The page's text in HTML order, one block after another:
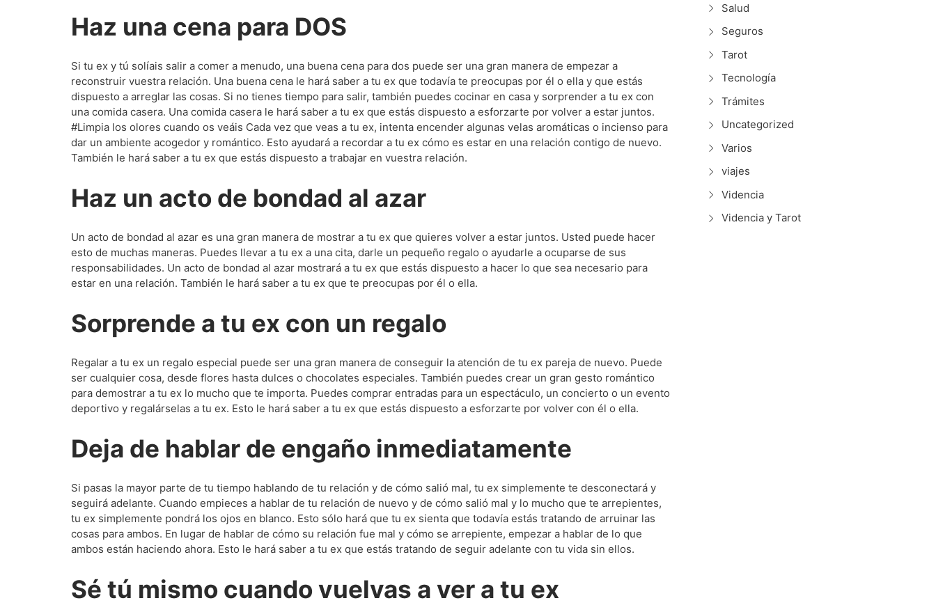
Haz una cena para DOS
Si tu ex y tú solíais salir a comer a menudo, una buena cena para dos puede ser una gran manera de empezar a
reconstruir vuestra relación. Una buena cena le hará saber a tu ex que todavía te preocupas por él o ella y que estás
dispuesto a arreglar las cosas. Si no tienes tiempo para salir, también puedes cocinar en casa y sorprender a tu ex con
una comida casera. Una comida casera le hará saber a tu ex que estás dispuesto a esforzarte por volver a estar juntos.
#Limpia los olores cuando os veáis Cada vez que veas a tu ex, intenta encender algunas velas aromáticas o incienso para
dar un ambiente acogedor y romántico. Esto ayudará a recordar a tu ex cómo es estar en una relación contigo de nuevo.
También le hará saber a tu ex que estás dispuesto a trabajar en vuestra relación.
Haz un acto de bondad al azar
Un acto de bondad al azar es una gran manera de mostrar a tu ex que quieres volver a estar juntos. Usted puede hacer
esto de muchas maneras. Puedes llevar a tu ex a una cita, darle un pequeño regalo o ayudarle a ocuparse de sus
responsabilidades. Un acto de bondad al azar mostrará a tu ex que estás dispuesto a hacer lo que sea necesario para
estar en una relación. También le hará saber a tu ex que te preocupas por él o ella.
Sorprende a tu ex con un regalo
Regalar a tu ex un regalo especial puede ser una gran manera de conseguir la atención de tu ex pareja de nuevo. Puede
ser cualquier cosa, desde flores hasta dulces o chocolates especiales. También puedes crear un gran gesto romántico
para demostrar a tu ex lo mucho que te importa. Puedes comprar entradas para un espectáculo, un concierto o un evento
deportivo y regalárselas a tu ex. Esto le hará saber a tu ex que estás dispuesto a esforzarte por volver con él o ella.
Deja de hablar de engaño inmediatamente
Si pasas la mayor parte de tu tiempo hablando de tu relación y de cómo salió mal, tu ex simplemente te desconectará y
seguirá adelante. Cuando empieces a hablar de tu relación de nuevo y de cómo salió mal y lo mucho que te arrepientes,
tu ex simplemente pondrá los ojos en blanco. Esto sólo hará que tu ex sienta que todavía estás tratando de arruinar las
cosas para ambos. En lugar de hablar de cómo su relación fue mal y cómo se arrepiente, empezar a hablar de lo que
ambos están haciendo ahora. Esto le hará saber a tu ex que estás tratando de seguir adelante con tu vida sin ellos.
Sé tú mismo cuando vuelvas a ver a tu ex
Salud
Seguros
Tarot
Tecnología
Trámites
Uncategorized
Varios
viajes
Videncia
Videncia y Tarot